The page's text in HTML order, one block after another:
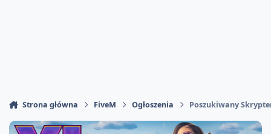
Strona główna FiveM Ogłoszenia Poszukiwany